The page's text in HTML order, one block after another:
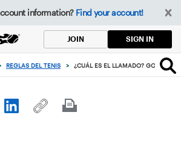
information? Find your account!
JOIN SIGN IN
REGLAS DEL TENIS > ¿CUÁL ES EL LLAMADO? GOLPEAR